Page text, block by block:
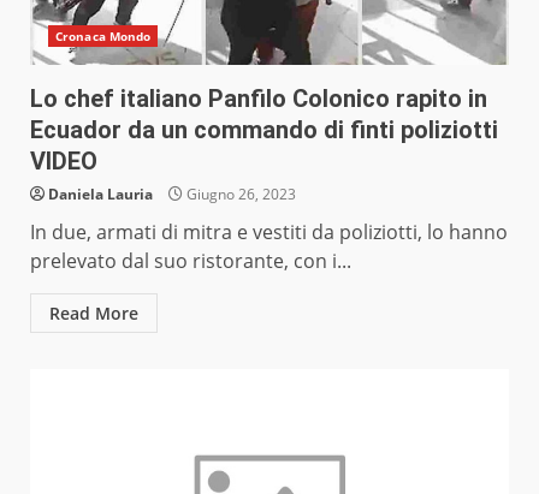
Cronaca Mondo
Lo chef italiano Panfilo Colonico rapito in
Ecuador da un commando di finti poliziotti
VIDEO
Daniela Lauria Giugno 26, 2023
In due, armati di mitra e vestiti da poliziotti, lo hanno
prelevato dal suo ristorante, con i...
Read More